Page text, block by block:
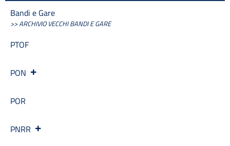
Bandi e Gare
>> ARCHIVIO VECCHI BANDI E GARE
PTOF
PON
POR
PNRR